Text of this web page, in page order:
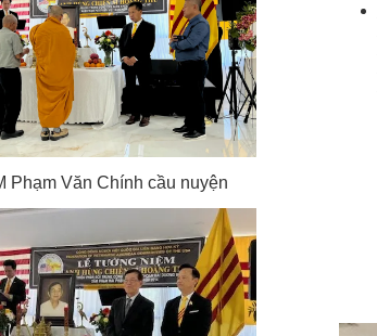
Phạm Văn Chính cầu nuyện